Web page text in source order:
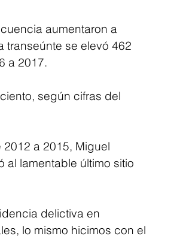
aumentaron a
transeúnte se elevó 462
a 2017.
según cifras del
a 2015, Miguel
lamentable último sitio
delictiva en
lo mismo hicimos con el